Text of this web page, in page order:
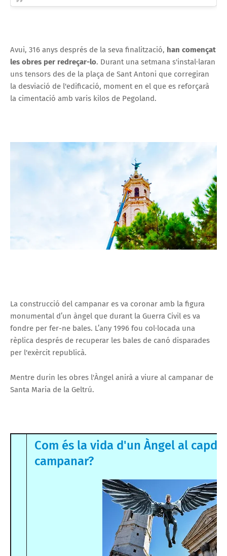
Avui, 316 anys després de la seva finalització, han començat
les obres per redreçar-lo. Durant una setmana s'instal·laran
uns tensors des de la plaça de Sant Antoni que corregiran
la desviació de l'edificació, moment en el que es reforçarà
la cimentació amb varis kilos de Pegoland.
La construcció del campanar es va coronar amb la figura
monumental d’un àngel que durant la Guerra Civil es va
fondre per fer-ne bales. L’any 1996 fou col·locada una
rèplica després de recuperar les bales de canó disparades
per l'exèrcit republicà.
Mentre durin les obres l'Àngel anirà a viure al campanar de
Santa Maria de la Geltrú.
Com és la vida d'un Àngel al
campanar?